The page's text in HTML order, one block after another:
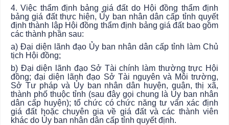
4. Việc thẩm định bảng giá đất do Hội đồng thẩm định
bảng giá đất thực hiện, Ủy ban nhân dân cấp tỉnh quyết
định thành lập Hội đồng thẩm định bảng giá đất bao gồm
các thành phần sau:
a) Đại diện lãnh đạo Ủy ban nhân dân cấp tỉnh làm Chủ
tịch Hội đồng;
b) Đại diện lãnh đạo Sở Tài chính làm thường trực Hội
đồng; đại diện lãnh đạo Sở Tài nguyên và Môi trường,
Sở Tư pháp và Ủy ban nhân dân huyện, quận, thị xã,
thành phố thuộc tỉnh (sau đây gọi chung là Ủy ban nhân
dân cấp huyện); tổ chức có chức năng tư vấn xác định
giá đất hoặc chuyên gia về giá đất và các thành viên
khác do Ủy ban nhân dân cấp tỉnh quyết định.